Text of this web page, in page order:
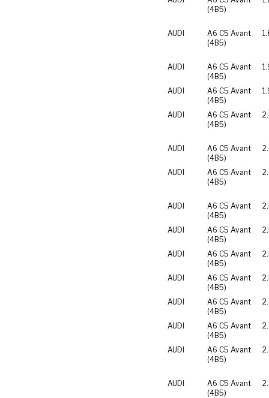
(4B5)
AUDI
A6 C5 Avant
(4B5)
AUDI
A6 C5 Avant
(4B5)
AUDI
A6 C5 Avant
(4B5)
AUDI
A6 C5 Avant
(4B5)
AUDI
A6 C5 Avant
(4B5)
AUDI
A6 C5 Avant
(4B5)
AUDI
A6 C5 Avant
(4B5)
AUDI
A6 C5 Avant
(4B5)
AUDI
A6 C5 Avant
(4B5)
AUDI
A6 C5 Avant
(4B5)
AUDI
A6 C5 Avant
(4B5)
AUDI
A6 C5 Avant
(4B5)
AUDI
A6 C5 Avant
(4B5)
AUDI
A6 C5 Avant
(4B5)